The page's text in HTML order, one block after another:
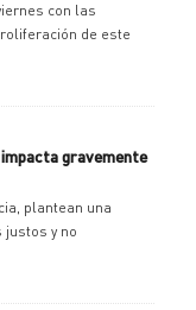
con las
de este
gravemente
plantean una
justos y no